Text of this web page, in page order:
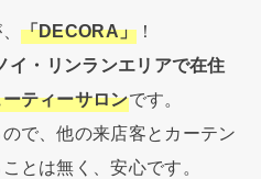
「DECORA」 ！
イ・リンランエリアで在住
ティーサロンです。
ので、他の来店客とカーテン
とは無く、安心です。